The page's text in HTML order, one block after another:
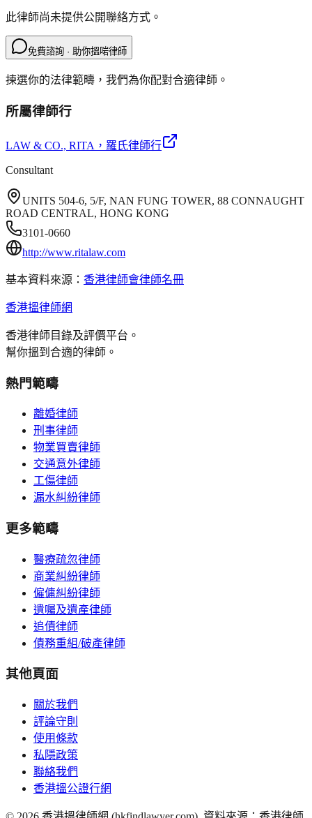
此律師尚未提供公開聯絡方式。
免費諮詢 · 助你搵啱律師
揀選你的法律範疇，我們為你配對合適律師。
所屬律師行
LAW & CO., RITA ，羅氏律師行
Consultant
UNITS 504-6, 5/F, NAN FUNG TOWER, 88 CONNAUGHT
ROAD CENTRAL, HONG KONG
3101-0660
http://www.ritalaw.com
基本資料來源： 香港律師會律師名冊
香港搵律師網
香港律師目錄及評價平台。
幫你搵到合適的律師。
熱門範疇
離婚律師
刑事律師
物業買賣律師
交通意外律師
工傷律師
漏水糾紛律師
更多範疇
醫療疏忽律師
商業糾紛律師
僱傭糾紛律師
遺囑及遺產律師
追債律師
債務重組/破產律師
其他頁面
關於我們
評論守則
使用條款
私隱政策
聯絡我們
香港搵公證行網